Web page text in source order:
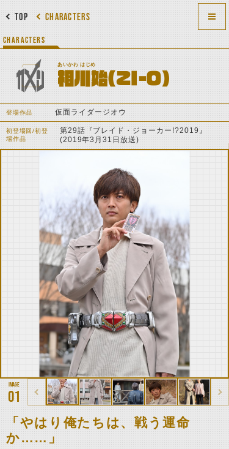
CHARACTERS
TOP
CHARACTERS
あいかわ はじめ
相川始(ZI-O)
登場作品 仮面ライダージオウ
初登場回/初登
場作品
第29話『ブレイド・ジョーカー!?2019』
(2019年3月31日放送)
01
「やはり俺たちは、戦う運命
か……」